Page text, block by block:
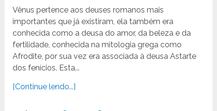
Vênus pertence aos deuses romanos mais
importantes que já existiram, ela também era
conhecida como a deusa do amor, da beleza e da
fertilidade, conhecida na mitologia grega como
Afrodite, por sua vez era associada à deusa Astarte
dos fenícios. Esta...
[Continue lendo...]